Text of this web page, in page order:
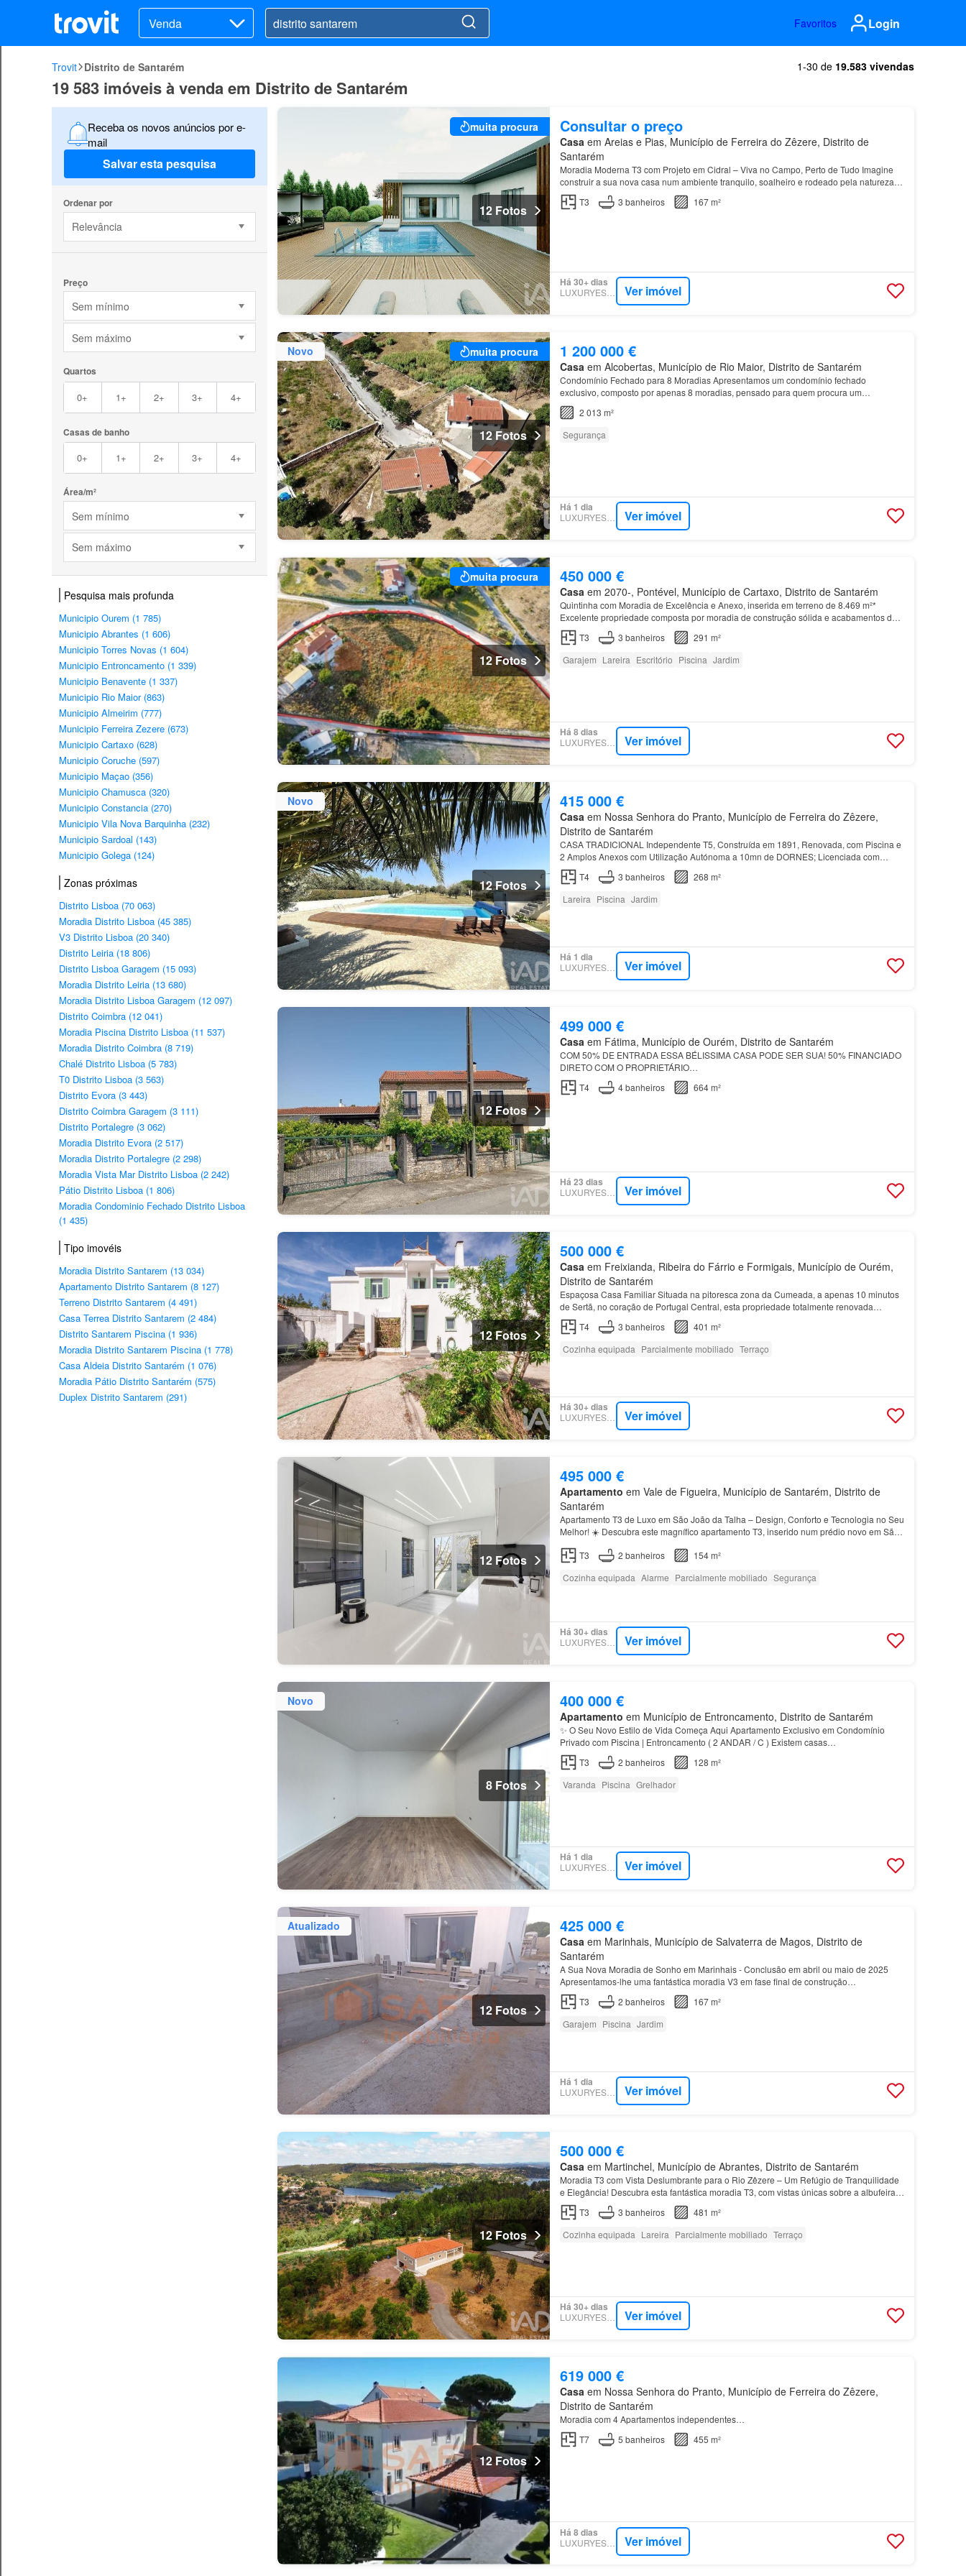
Venda Favoritos Login
Trovit Distrito de Santarém 1-30 de 19.583 vivendas
19 583 imóveis à venda em Distrito de Santarém
Receba os novos anúncios por e-
mail
Salvar esta pesquisa
Ordenar por
Relevância
Preço
Sem mínimo
Sem máximo
Quartos
0+ 1+ 2+ 3+ 4+
Casas de banho
0+ 1+ 2+ 3+ 4+
Área/m²
Sem mínimo
Sem máximo
Pesquisa mais profunda
Municipio Ourem (1 785)
Municipio Abrantes (1 606)
Municipio Torres Novas (1 604)
Municipio Entroncamento (1 339)
Municipio Benavente (1 337)
Municipio Rio Maior (863)
Municipio Almeirim (777)
Municipio Ferreira Zezere (673)
Municipio Cartaxo (628)
Municipio Coruche (597)
Municipio Maçao (356)
Municipio Chamusca (320)
Municipio Constancia (270)
Municipio Vila Nova Barquinha (232)
Municipio Sardoal (143)
Municipio Golega (124)
Zonas próximas
Distrito Lisboa (70 063)
Moradia Distrito Lisboa (45 385)
V3 Distrito Lisboa (20 340)
Distrito Leiria (18 806)
Distrito Lisboa Garagem (15 093)
Moradia Distrito Leiria (13 680)
Moradia Distrito Lisboa Garagem (12 097)
Distrito Coimbra (12 041)
Moradia Piscina Distrito Lisboa (11 537)
Moradia Distrito Coimbra (8 719)
Chalé Distrito Lisboa (5 783)
T0 Distrito Lisboa (3 563)
Distrito Evora (3 443)
Distrito Coimbra Garagem (3 111)
Distrito Portalegre (3 062)
Moradia Distrito Evora (2 517)
Moradia Distrito Portalegre (2 298)
Moradia Vista Mar Distrito Lisboa (2 242)
Pátio Distrito Lisboa (1 806)
Moradia Condominio Fechado Distrito Lisboa
(1 435)
Tipo imovéis
Moradia Distrito Santarem (13 034)
Apartamento Distrito Santarem (8 127)
Terreno Distrito Santarem (4 491)
Casa Terrea Distrito Santarem (2 484)
Distrito Santarem Piscina (1 936)
Moradia Distrito Santarem Piscina (1 778)
Casa Aldeia Distrito Santarém (1 076)
Moradia Pátio Distrito Santarém (575)
Duplex Distrito Santarem (291)
muita procura
12 Fotos
Consultar o preço
Casaem Areias e Pias, Município de Ferreira do Zêzere, Distrito de
Santarém
Moradia Moderna T3 com Projeto em Cidral – Viva no Campo, Perto de Tudo Imagine
construir a sua nova casa num ambiente tranquilo, soalheiro e rodeado pela natureza,
sem abdicar da proximidade à cidade, às praias da Costa de P…
T3 3 banheiros 167 m²
Há 30+ dias
LUXURYESTATE Ver imóvel
Novo muita procura
12 Fotos
1 200 000 €
Casa em Alcobertas, Município de Rio Maior, Distrito de Santarém
Condomínio Fechado para 8 Moradias Apresentamos um condomínio fechado
exclusivo, composto por apenas 8 moradias, pensado para quem procura um
investimento que oferece tranquilidade, privacidade, conforto e qualidade de vida.…
2 013 m²
Segurança
Há 1 dia
LUXURYESTATE Ver imóvel
muita procura
12 Fotos
450 000 €
Casa em 2070-, Pontével, Município de Cartaxo, Distrito de Santarém
Quintinha com Moradia de Excelência e Anexo, inserida em terreno de 8.469 m²*
Excelente propriedade composta por moradia de construção sólida e acabamentos de
elevada qualidade, acompanhada por anexo com garagem e espaço mult…
T3 3 banheiros
291 m²
Garajem Lareira Escritório Piscina Jardim
Há 8 dias
LUXURYESTATE Ver imóvel
Novo
12 Fotos
415 000 €
Casa em Nossa Senhora do Pranto, Município de Ferreira do Zêzere,
Distrito de Santarém
CASA TRADICIONAL Independente T5, Construída em 1891, Renovada, com Piscina e
2 Amplos Anexos com Utilização Autónoma a 10mn de DORNES; Licenciada com
Alvará de Alojamento Local; Propriedade com 3.630m2 (630m2 Urbanos e 3.000…
T4 3 banheiros
268 m²
Lareira Piscina Jardim
Há 1 dia
LUXURYESTATE Ver imóvel
12 Fotos
499 000 €
Casa em Fátima, Município de Ourém, Distrito de Santarém
COM 50% DE ENTRADA ESSA BÉLISSIMA CASA PODE SER SUA! 50% FINANCIADO
DIRETO COM O PROPRIETÁRIO…
T4
4banheiros 664 m²
Há 23 dias
LUXURYESTATE Ver imóvel
12 Fotos
500 000 €
Casa em Freixianda, Ribeira do Fárrio e Formigais, Município de Ourém,
Distrito de Santarém
Espaçosa Casa Familiar Situada na pitoresca zona da Cumeada, a apenas 10 minutos
de Sertã, no coração de Portugal Central, esta propriedade totalmente renovada
oferece uma oportunidade excecional para uma ampla casa de famíli…
T4 3 banheiros
401 m²
Cozinha equipada Parcialmente mobiliado Terraço
Há 30+ dias
LUXURYESTATE Ver imóvel
12 Fotos
495 000 €
Apartamento em Vale de Figueira, Município de Santarém, Distrito de
Santarém
Apartamento T3 de Luxo em São João da Talha – Design, Conforto e Tecnologia no Seu
Melhor! ☀️ Descubra este magnífico apartamento T3, inserido num prédio novo em São
João da Talha, que redefine o conceito de habitação moderna…
T3 2 banheiros
154 m²
Cozinha equipada Alarme Parcialmente mobiliado Segurança
Há 30+ dias
LUXURYESTATE Ver imóvel
Novo
8 Fotos
400 000 €
Apartamento em Município de Entroncamento, Distrito de Santarém
✨ O Seu Novo Estilo de Vida Começa Aqui Apartamento Exclusivo em Condomínio
Privado com Piscina | Entroncamento ( 2 ANDAR / C ) Existem casas…
T3
2 banheiros
128 m²
Varanda Piscina Grelhador
Há 1 dia
LUXURYESTATE Ver imóvel
Atualizado
12 Fotos
425 000 €
Casa em Marinhais, Município de Salvaterra de Magos, Distrito de
Santarém
A Sua Nova Moradia de Sonho em Marinhais - Conclusão em abril ou maio de 2025
Apresentamos-lhe uma fantástica moradia V3 em fase final de construção…
T3
2 banheiros
167 m²
Garajem Piscina Jardim
Há 1 dia
LUXURYESTATE Ver imóvel
12 Fotos
500 000 €
Casa em Martinchel, Município de Abrantes, Distrito de Santarém
Moradia T3 com Vista Deslumbrante para o Rio Zêzere – Um Refúgio de Tranquilidade
e Elegância! Descubra esta fantástica moradia T3, com vistas únicas sobre a albufeira
de Castelo de Bode, situada numa das margens do rio Zêzer…
T3 3 banheiros
481 m²
Cozinha equipada Lareira Parcialmente mobiliado Terraço
Há 30+ dias
LUXURYESTATE Ver imóvel
12 Fotos
619 000 €
Casa em Nossa Senhora do Pranto, Município de Ferreira do Zêzere,
Distrito de Santarém
Moradia com 4 Apartamentos independentes…
T7
5 banheiros 455 m²
Há 8 dias
LUXURYESTATE Ver imóvel